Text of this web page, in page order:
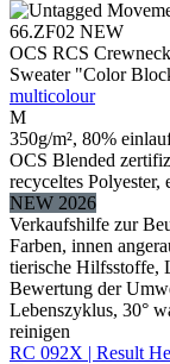
66.ZF02 NEW
OCS RCS
Sweater "Color
multicolour
M
350g/m², 80%
OCS Blended
recyceltes Polyester,
NEW 2026
Verkaufshilfe zur
Farben, innen
tierische Hilfsstoffe,
Bewertung der
Lebenszyklus, 30°
reinigen
RC 092X | Result